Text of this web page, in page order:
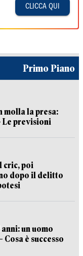
CLICCA QUI
Primo Piano
molla la presa:
Le previsioni
cric, poi
dopo il delitto
un uomo
è successo